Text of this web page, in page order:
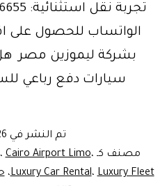
الواتساب للحصول على
بشركة ليموزين مصر
سيارات دفع رباعي
تم النشر في
مصنف كـ
،Cairo Airport Limo،
Luxury Car Rental،Luxury Fleet ،